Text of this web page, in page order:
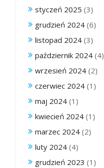
styczeń 2025 (3)
grudzień 2024 (6)
listopad 2024 (3)
październik 2024 (4)
wrzesień 2024 (2)
czerwiec 2024 (1)
maj 2024 (1)
kwiecień 2024 (1)
marzec 2024 (2)
luty 2024 (4)
grudzień 2023 (1)